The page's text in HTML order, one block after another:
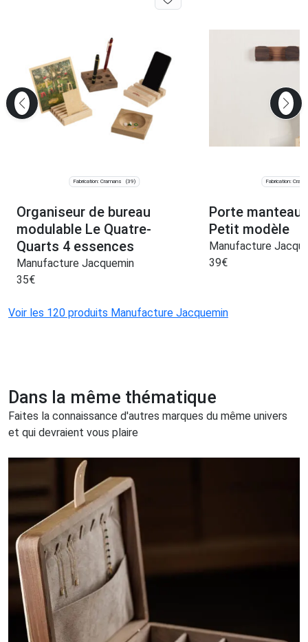
Fabrication: Cramans (39)
Organiseur de bureau
modulable Le Quatre-
Quarts 4 essences
Manufacture Jacquemin
35€
Fabrication:
Porte manteau
Petit modèle
Manufacture
39€
Voir les 120 produits Manufacture Jacquemin
Dans la même thématique
Faites la connaissance d'autres marques du même univers
et qui devraient vous plaire